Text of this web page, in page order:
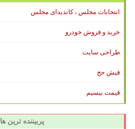
انتخابات مجلس ، کاندیدای مجلس
خرید و فروش خودرو
طراحی سایت
فیش حج
قیمت بیسیم
پربیننده ترین ها